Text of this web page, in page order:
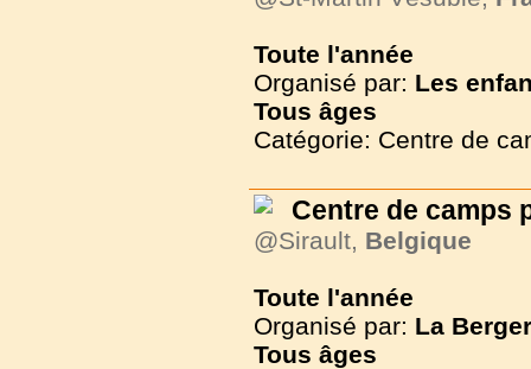
Toute l'année
Organisé par: Les
Tous âges
Catégorie: Centre de
Centre de camps
@Sirault, Belgique
Toute l'année
Organisé par: La
Tous âges